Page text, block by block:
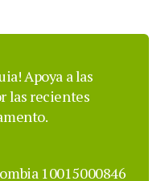
Apoya a las
las recientes
10015000846